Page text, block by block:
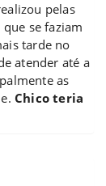
pelas
se faziam
tarde no
atender até a
as
Chico teria